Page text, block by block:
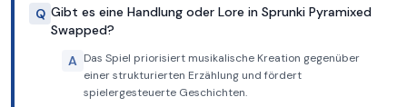
Q Gibt es eine Handlung oder Lore in Sprunki Pyramixed
Swapped?
A Das Spiel priorisiert musikalische Kreation gegenüber
einer strukturierten Erzählung und fördert
spielergesteuerte Geschichten.